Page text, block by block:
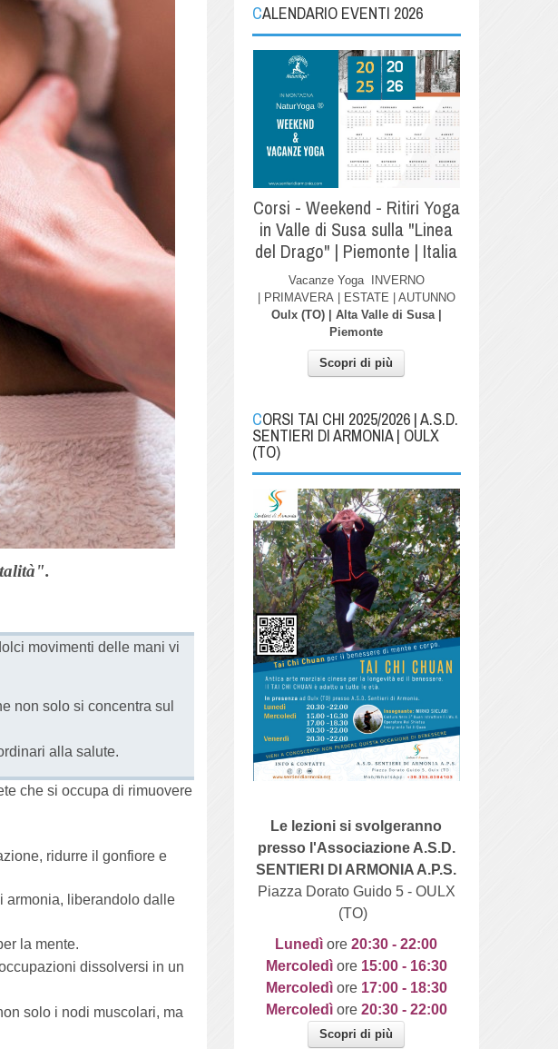
movimenti delle mani vi
non solo si concentra sul
alla salute.
che si occupa di rimuovere
ridurre il gonfiore e
armonia, liberandolo dalle
la mente.
dissolversi in un
solo i nodi muscolari, ma
CALENDARIO EVENTI 2026
Corsi - Weekend - Ritiri Yoga
in Valle di Susa sulla "Linea
del Drago" | Piemonte | Italia
Vacanze Yoga INVERNO
| PRIMAVERA | ESTATE | AUTUNNO
Oulx (TO) | Alta Valle di Susa |
Piemonte
Scopri di più
CORSI TAI CHI 2025/2026 | A.S.D.
SENTIERI DI ARMONIA | OULX
(TO)
Le lezioni si svolgeranno
presso l'Associazione A.S.D.
SENTIERI DI ARMONIA A.P.S.
Piazza Dorato Guido 5 - OULX
(TO)
Lunedìore 20:30 - 22:00
Mercoledì ore 15:00 - 16:30
Mercoledì ore 17:00 - 18:30
Mercoledì ore 20:30 - 22:00
Scopri di più